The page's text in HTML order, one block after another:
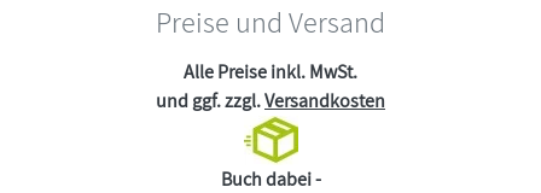
Preise und Versand
Alle Preise inkl. MwSt.
und ggf. zzgl.Versandkosten
Buch dabei -